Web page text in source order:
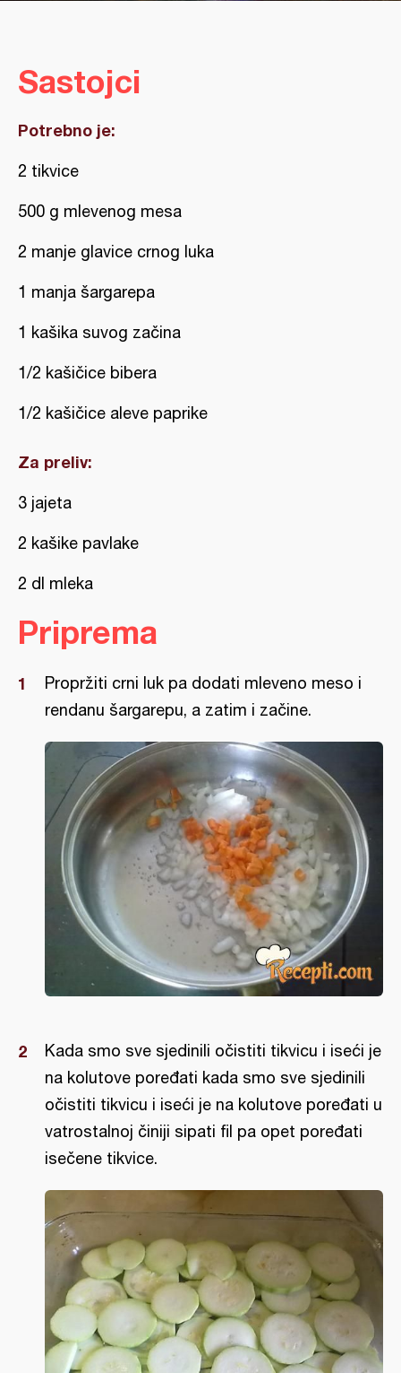
Sastojci
Potrebno je:
2 tikvice
500 g mlevenog mesa
2 manje glavice crnog luka
1 manja šargarepa
1 kašika suvog začina
1/2 kašičice bibera
1/2 kašičice aleve paprike
Za preliv:
3 jajeta
2 kašike pavlake
2 dl mleka
Priprema
Propržiti crni luk pa dodati mleveno meso i
rendanu šargarepu, a zatim i začine.
Kada smo sve sjedinili očistiti tikvicu i iseći je
na kolutove poređati kada smo sve sjedinili
očistiti tikvicu i iseći je na kolutove poređati u
vatrostalnoj činiji sipati fil pa opet poređati
isečene tikvice.